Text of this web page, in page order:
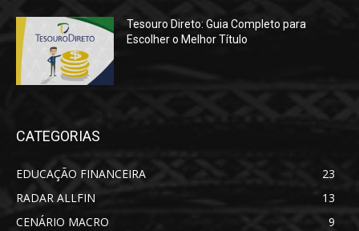
Tesouro Direto: Guia Completo para
Escolher o Melhor Título
CATEGORIAS
EDUCAÇÃO FINANCEIRA
23
RADAR ALLFIN
13
CENÁRIO MACRO
9